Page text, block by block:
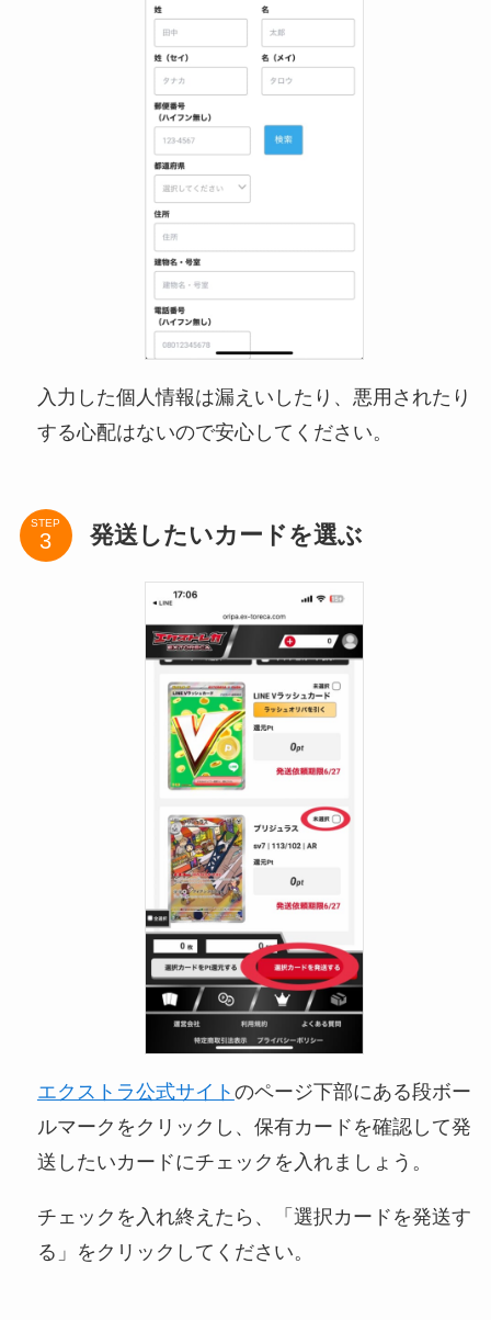
入力した個人情報は漏えいしたり、悪用されたり
する心配はないので安心してください。
STEP 発送したいカードを選ぶ
エクストラ公式サイト のページ下部にある段ボー
ルマークをクリックし、保有カードを確認して発
送したいカードにチェックを入れましょう。
チェックを入れ終えたら、「選択カードを発送す
る」をクリックしてください。